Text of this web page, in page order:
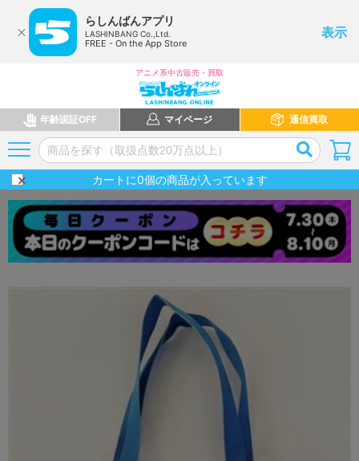
らしんばんアプリ
LASHINBANG Co.,Ltd.
FREE - On the App Store
表示
アニメ系中古販売・買取
年齢認証OFF マイページ 通信買取
カートに0個の商品が入っています